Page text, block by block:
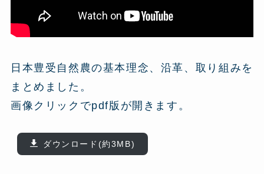
日本豊受自然農の基本理念、沿革、取り組みを
まとめました。
画像クリックでpdf版が開きます。
ダウンロード(約3MB)